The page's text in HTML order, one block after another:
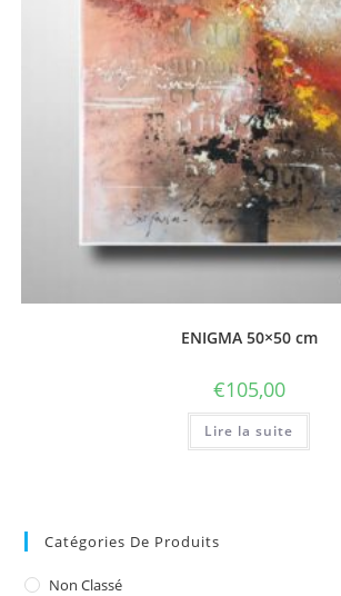
ENIGMA 50×50 cm
€105,00
Lire la suite
Catégories De Produits
Non Classé